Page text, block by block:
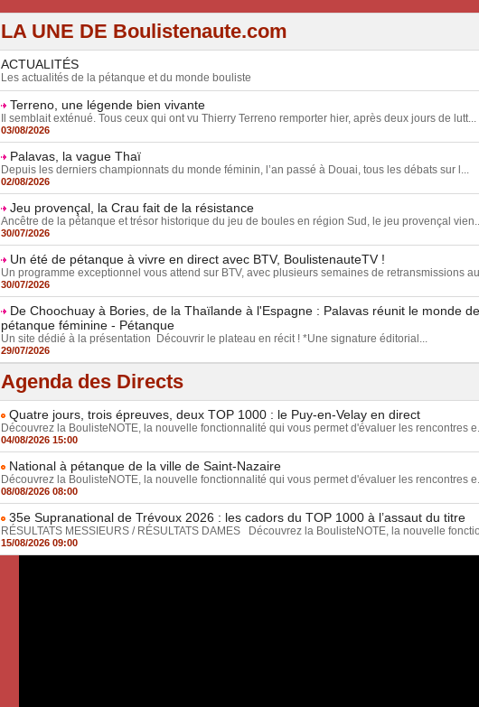
LA UNE DE Boulistenaute.com
ACTUALITÉS
Les actualités de la pétanque et du monde bouliste
Terreno, une légende bien vivante
Il semblait exténué. Tous ceux qui ont vu Thierry Terreno remporter hier, après deux jours de lutt...
03/08/2026
Palavas, la vague Thaï
Depuis les derniers championnats du monde féminin, l’an passé à Douai, tous les débats sur l...
02/08/2026
Jeu provençal, la Crau fait de la résistance
Ancêtre de la pétanque et trésor historique du jeu de boules en région Sud, le jeu provençal
30/07/2026
Un été de pétanque à vivre en direct avec BTV, BoulistenauteTV !
Un programme exceptionnel vous attend sur BTV, avec plusieurs semaines de retransmissions
30/07/2026
De Choochuay à Bories, de la Thaïlande à l'Espagne : Palavas réunit le monde
pétanque féminine - Pétanque
Un site dédié à la présentation Découvrir le plateau en récit ! *Une signature éditorial...
29/07/2026
Agenda des Directs
Quatre jours, trois épreuves, deux TOP 1000 : le Puy-en-Velay en direct
Découvrez la BoulisteNOTE, la nouvelle fonctionnalité qui vous permet d'évaluer les rencontres
04/08/2026 15:00
National à pétanque de la ville de Saint-Nazaire
Découvrez la BoulisteNOTE, la nouvelle fonctionnalité qui vous permet d'évaluer les rencontres
08/08/2026 08:00
35e Supranational de Trévoux 2026 : les cadors du TOP 1000 à l’assaut du titre
RÉSULTATS MESSIEURS / RÉSULTATS DAMES Découvrez la BoulisteNOTE, la nouvelle
15/08/2026 09:00